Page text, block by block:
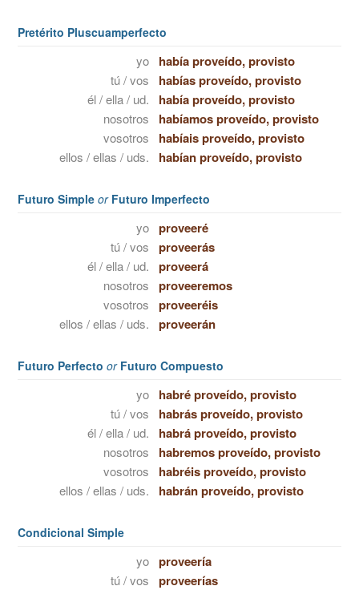
Pretérito Pluscuamperfecto
yo había proveído, provisto
tú / vos habías proveído, provisto
él / ella / ud. había proveído, provisto
nosotros habíamos proveído, provisto
vosotros habíais proveído, provisto
ellos / ellas / uds. habían proveído, provisto
Futuro Simple orFuturo Imperfecto
yo proveeré
tú / vos proveerás
él / ella / ud. proveerá
nosotros proveeremos
vosotros proveeréis
ellos / ellas / uds. proveerán
Futuro Perfecto orFuturo Compuesto
yo habré proveído, provisto
tú / vos habrás proveído, provisto
él / ella / ud. habrá proveído, provisto
nosotros habremos proveído, provisto
vosotros habréis proveído, provisto
ellos / ellas / uds. habrán proveído, provisto
Condicional Simple
yo proveería
tú / vos proveerías